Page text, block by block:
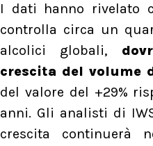
I dati hanno rivelato
controlla circa un
alcolici globali,
crescita del volume
del valore del +29%
anni. Gli analisti di
crescita continuerà